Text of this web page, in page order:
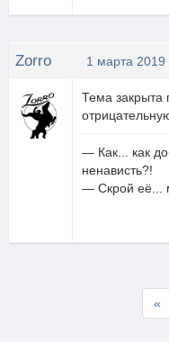
Zorro 1 марта 2019
Тема закрыта
— Как... как
ненависть?!
— Скрой её...
«